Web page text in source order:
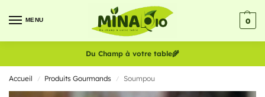
MENU 0
Du Champ à votre table🌾
Accueil / Produits Gourmands / Soumpou